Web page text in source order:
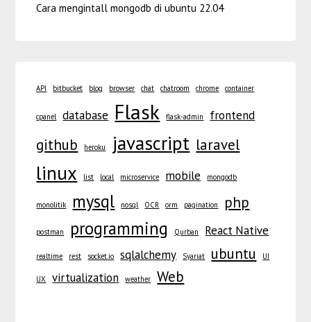
Cara mengintall mongodb di ubuntu 22.04
API bitbucket blog browser chat chatroom chrome container
cpanel database Flask flask-admin frontend
github heroku javascript laravel
linux list local microservice mobile mongodb
monolitik mysql nosql OCR orm pagination php
postman programming Qurban React Native
realtime rest socket.io sqlalchemy Syariat ubuntu UI
UX virtualization weather Web